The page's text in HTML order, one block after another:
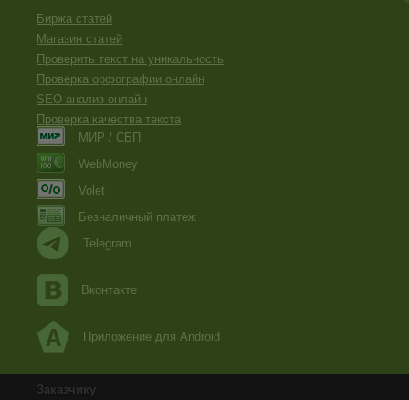
Биржа статей
Магазин статей
Проверить текст на уникальность
Проверка орфографии онлайн
SEO анализ онлайн
Проверка качества текста
МИР / СБП
WebMoney
Volet
Безналичный платеж
Telegram
Вконтакте
Приложение для Android
Заказчику